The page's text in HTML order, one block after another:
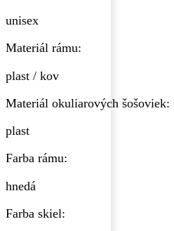
unisex
Materiál rámu:
plast / kov
Materiál okuliarových šošoviek:
plast
Farba rámu:
hnedá
Farba skiel: